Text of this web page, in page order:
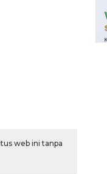
web ini tanpa